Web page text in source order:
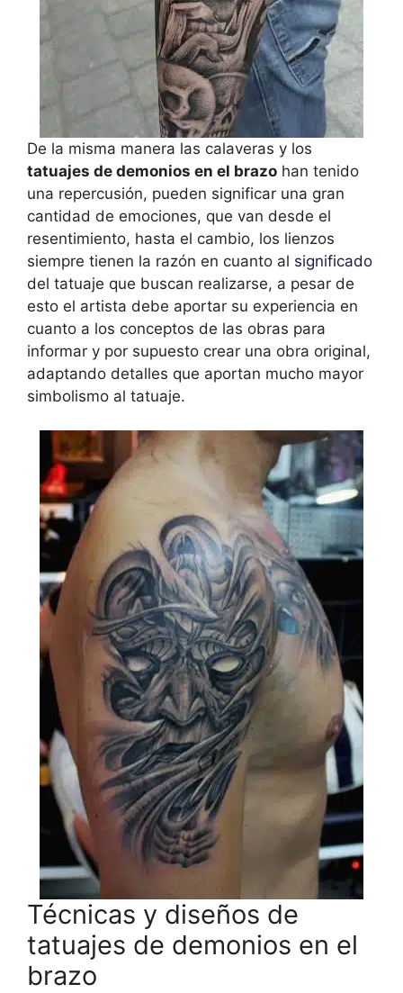
De la misma manera las calaveras y los
tatuajes de demonios en el brazo han tenido
una repercusión, pueden significar una gran
cantidad de emociones, que van desde el
resentimiento, hasta el cambio, los lienzos
siempre tienen la razón en cuanto al significado
del tatuaje que buscan realizarse, a pesar de
esto el artista debe aportar su experiencia en
cuanto a los conceptos de las obras para
informar y por supuesto crear una obra original,
adaptando detalles que aportan mucho mayor
simbolismo al tatuaje.
Técnicas y diseños de
tatuajes de demonios en el
brazo